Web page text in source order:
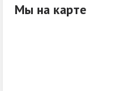
Мы на карте